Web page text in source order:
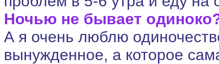
Ночью не бывает
А я очень люблю
вынужденное, а которое